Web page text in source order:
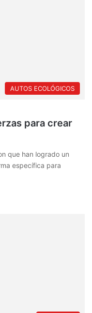
AUTOS ECOLÓGICOS
para crear
que han logrado un
específica para